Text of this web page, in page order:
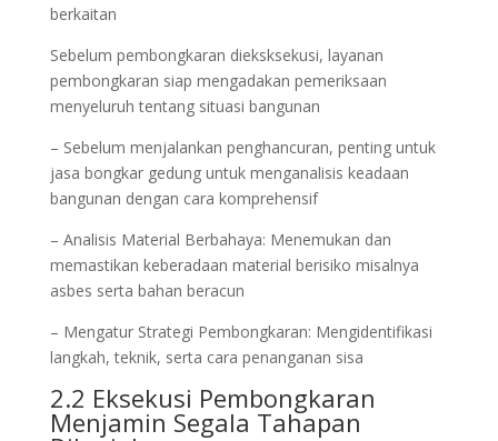
berkaitan
Sebelum pembongkaran dieksksekusi, layanan
pembongkaran siap mengadakan pemeriksaan
menyeluruh tentang situasi bangunan
– Sebelum menjalankan penghancuran, penting untuk
jasa bongkar gedung untuk menganalisis keadaan
bangunan dengan cara komprehensif
– Analisis Material Berbahaya: Menemukan dan
memastikan keberadaan material berisiko misalnya
asbes serta bahan beracun
– Mengatur Strategi Pembongkaran: Mengidentifikasi
langkah, teknik, serta cara penanganan sisa
2.2 Eksekusi Pembongkaran
Menjamin Segala Tahapan